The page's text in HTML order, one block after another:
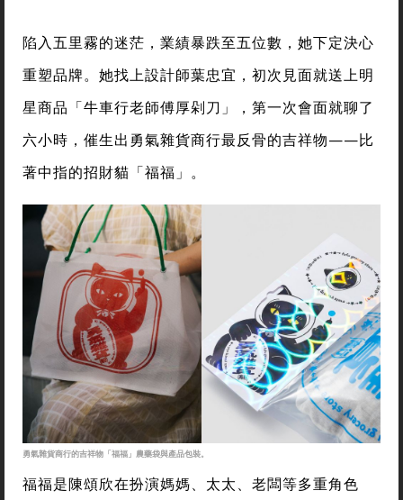
陷入五里霧的迷茫，業績暴跌至五位數，她下定決心
重塑品牌。她找上設計師葉忠宜，初次見面就送上明
星商品「牛車行老師傅厚剁刀」，第一次會面就聊了
六小時，催生出勇氣雜貨商行最反骨的吉祥物——比
著中指的招財貓「福福」。
勇氣雜貨商行的吉祥物「福福」農藥袋與產品包裝。
福福是陳頌欣在扮演媽媽、太太、老闆等多重角色